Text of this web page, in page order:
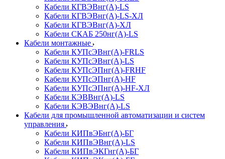
Кабели КГВЭВнг(А)-LS
Кабели КГВЭВнг(А)-LS-ХЛ
Кабели КГВЭВнг(А)-ХЛ
Кабели СКАБ 250нг(А)-LS
Кабели монтажные
Кабели КУПсЭВнг(А)-FRLS
Кабели КУПсЭВнг(А)-LS
Кабели КУПсЭПнг(А)-FRHF
Кабели КУПсЭПнг(А)-HF
Кабели КУПсЭПнг(А)-HF-ХЛ
Кабели КЭВВнг(А)-LS
Кабели КЭВЭВнг(А)-LS
Кабели для промышленной автоматизации и систем
управления
Кабели КИПвЭБнг(А)-БГ
Кабели КИПвЭВнг(А)-LS
Кабели КИПвЭКГнг(А)-БГ